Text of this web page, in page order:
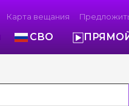
Карта вещания
СВО